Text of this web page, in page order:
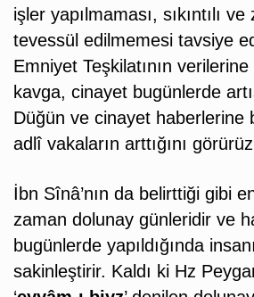
işler yapılmaması, sıkıntılı
tevessül edilmemesi tavsiye
Emniyet Teşkilatının
kavga, cinayet bugünlerde
Düğün ve cinayet haberlerine
adlî vakaların arttığını
İbn Sînâ’nın da belirttiği gibi
zaman dolunay günleridir ve
bugünlerde yapıldığında
sakinleştirir. Kaldı ki Hz